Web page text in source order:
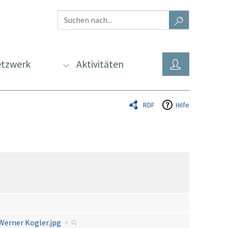
Aktivitäten
RDF Hilfe
Kogler.jpg +